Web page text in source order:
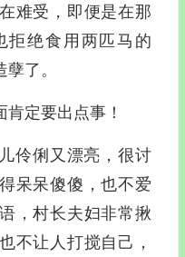
难受，即便是在那
拒绝食用两匹马的
了。
定要出点事！
伶俐又漂亮，很讨
呆呆傻傻，也不爱
，村长夫妇非常揪
不让人打搅自己，